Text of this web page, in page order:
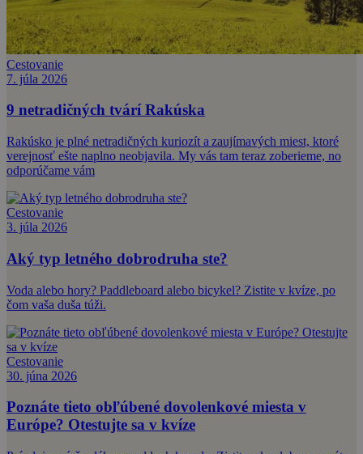
Cestovanie
7. júla 2026
9 netradičných tvárí Rakúska
Rakúsko je plné netradičných kuriozít a zaujímavých miest, ktoré
verejnosť ešte naplno neobjavila. My vás tam teraz zoberieme, no
odporúčame vám
Cestovanie
3. júla 2026
Aký typ letného dobrodruha ste?
Voda alebo hory? Paddleboard alebo bicykel? Zistite v kvíze, po
čom vaša duša túži.
Cestovanie
30. júna 2026
Poznáte tieto obľúbené dovolenkové miesta v
Európe? Otestujte sa v kvíze